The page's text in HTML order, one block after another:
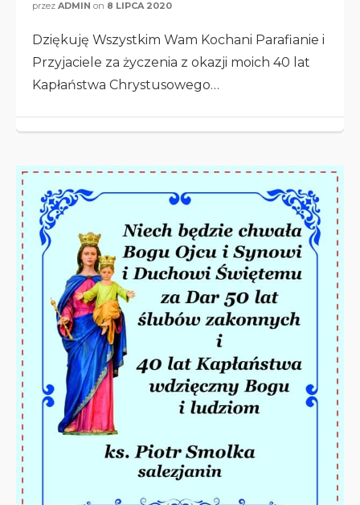
przez ADMIN on 8 LIPCA 2020
Dziękuję Wszystkim Wam Kochani Parafianie i
Przyjaciele za życzenia z okazji moich 40 lat
Kapłaństwa Chrystusowego…